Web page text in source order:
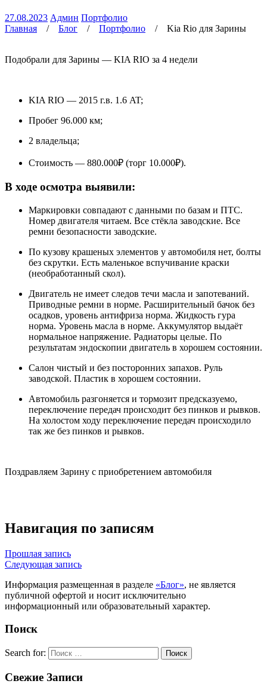
27.08.2023 Админ Портфолио
Главная / Блог / Портфолио / Kia Rio для Зарины
Подобрали для Зарины — KIA RIO за 4 недели
KIA RIO — 2015 г.в. 1.6 AT;
Пробег 96.000 км;
2 владельца;
Стоимость — 880.000₽ (торг 10.000₽).
В ходе осмотра выявили:
Маркировки совпадают с данными по базам и ПТС.
Номер двигателя читаем. Все стёкла заводские. Все
ремни безопасности заводские.
По кузову крашеных элементов у автомобиля нет, болты
без скрутки. Есть маленькое вспучивание краски
(необработанный скол).
Двигатель не имеет следов течи масла и запотеваний.
Приводные ремни в норме. Расширительный бачок без
осадков, уровень антифриза норма. Жидкость гура
норма. Уровень масла в норме. Аккумулятор выдаёт
нормальное напряжение. Радиаторы целые. По
результатам эндоскопии двигатель в хорошем состоянии.
Салон чистый и без посторонних запахов. Руль
заводской. Пластик в хорошем состоянии.
Автомобиль разгоняется и тормозит предсказуемо,
переключение передач происходит без пинков и рывков.
На холостом ходу переключение передач происходило
так же без пинков и рывков.
Поздравляем Зарину с приобретением автомобиля
Навигация по записям
Прошлая запись
Следующая запись
Информация размещенная в разделе «Блог», не является
публичной офертой и носит исключительно
информационный или образовательный характер.
Поиск
Search for: Поиск
Свежие Записи